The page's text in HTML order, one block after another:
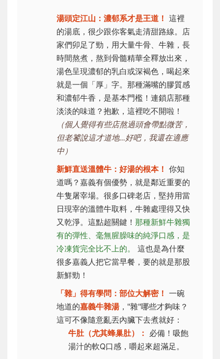
湯頭定江山：濃郁系才是王道！ 這裡
的湯底，很少跟你客氣走清甜路線。店
家們卯足了勁，用大量牛骨、牛雜，長
時間熬煮，熬到骨髓精華全釋放出來，
湯色呈現濃郁的乳白或深褐色，喝起來
就是一個「厚」字。那種滿嘴的膠質感
和濃郁牛香，是基本門檻！連鎖店那種
淡淡的味道？抱歉，這裡吃不開啦！
（個人覺得有些店熬過頭會帶點微苦，
但老饕說這才道地...好吧，我還在適應
中）
新鮮直送溫體牛：好湯的根本！ 你知
道嗎？嘉義有個優勢，就是鄰近重要的
牛隻屠宰場。很多口碑老店，堅持用當
日現宰的溫體牛取料，牛雜處理得又快
又乾淨。這點超關鍵！ 那種新鮮牛雜獨
有的彈性、毫無腥臊味的純淨口感，是
冷凍貨完全比不上的。
這也是為什麼
很多嘉義人把它當早餐，要的就是那股
新鮮勁！
「雜」得有學問：部位大解密！ 一碗
地道的嘉義牛雜湯，"雜"哪些才夠味？
這可不像隨意亂丟內臟下去煮就好：
牛肚（尤其蜂巢肚）： 必備！吸飽
湯汁的軟Q口感，嚼起來超滿足。